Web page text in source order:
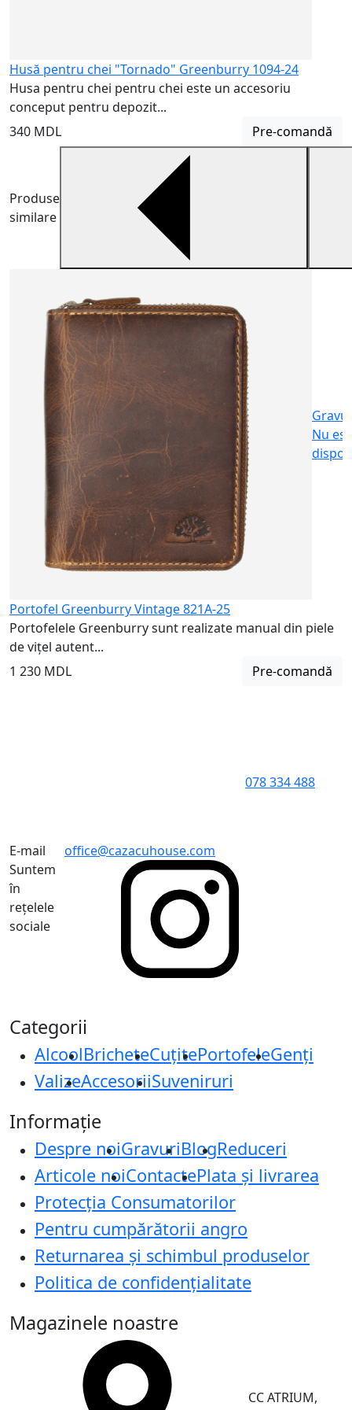
Husă pentru chei "Tornado" Greenburry 1094-24
Husa pentru chei pentru chei este un accesoriu
conceput pentru depozit...
340 MDL
Pre-comandă
Produse
similare
Nu
Portofel Greenburry Vintage 821A-25
Portofelele Greenburry sunt realizate manual din piele
de vițel autent...
1 230 MDL
Pre-comandă
078 334 488
E-mail
office@cazacuhouse.com
Suntem
în
rețelele
sociale
Categorii
AlcoolBricheteCuțitePortofeleGenți
ValizeAccesoriiSuveniruri
Informație
Despre noiGravuriBlogReduceri
Articole noiContactePlata și livrarea
Protecţia Consumatorilor
Pentru cumpărătorii angro
Returnarea și schimbul produselor
Politica de confidențialitate
Magazinele noastre
CC ATRIUM,